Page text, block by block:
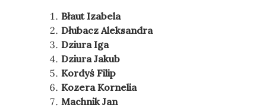
Błaut Izabela
Dłubacz Aleksandra
Dziura Iga
Dziura Jakub
Kordyś Filip
Kozera Kornelia
Machnik Jan